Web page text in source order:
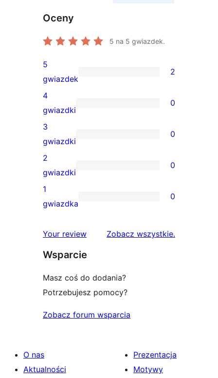
Oceny
5 na 5 gwiazdek.
2
recenzje
5-
gwiazdkowe
5
gwiazdek
2
0
recenzji
4-
gwiazdkowych
4
gwiazdki
0
0
recenzji
3-
gwiazdkowych
3
gwiazdki
0
0
recenzji
2-
2
gwiazdki
0
0
1-
1
gwiazdka
0
Your review Zobacz wszystkierecenzje
.
Wsparcie
Masz coś do dodania?
Potrzebujesz pomocy?
Zobacz forum wsparcia
O nas
Aktualności
Prezentacja
Motywy